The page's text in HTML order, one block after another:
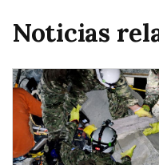
Noticias